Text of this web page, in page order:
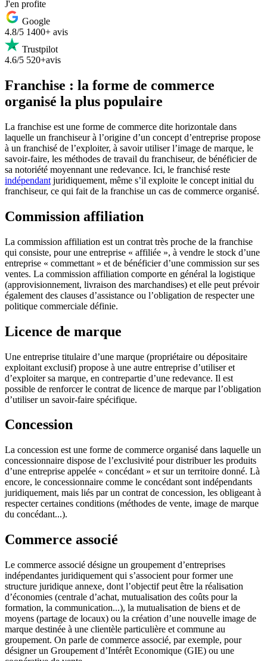
J'en profite
Google
4.8/5 1400+ avis
Trustpilot
4.6/5 520+avis
Franchise : la forme de commerce
organisé la plus populaire
La franchise est une forme de commerce dite horizontale dans
laquelle un franchiseur à l’origine d’un concept d’entreprise propose
à un franchisé de l’exploiter, à savoir utiliser l’image de marque, le
savoir-faire, les méthodes de travail du franchiseur, de bénéficier de
sa notoriété moyennant une redevance. Ici, le franchisé reste
indépendant juridiquement, même s’il exploite le concept initial du
franchiseur, ce qui fait de la franchise un cas de commerce organisé.
Commission affiliation
La commission affiliation est un contrat très proche de la franchise
qui consiste, pour une entreprise « affiliée », à vendre le stock d’une
entreprise « commettant » et de bénéficier d’une commission sur ses
ventes. La commission affiliation comporte en général la logistique
(approvisionnement, livraison des marchandises) et elle peut prévoir
également des clauses d’assistance ou l’obligation de respecter une
politique commerciale définie.
Licence de marque
Une entreprise titulaire d’une marque (propriétaire ou dépositaire
exploitant exclusif) propose à une autre entreprise d’utiliser et
d’exploiter sa marque, en contrepartie d’une redevance. Il est
possible de renforcer le contrat de licence de marque par l’obligation
d’utiliser un savoir-faire spécifique.
Concession
La concession est une forme de commerce organisé dans laquelle un
concessionnaire dispose de l’exclusivité pour distribuer les produits
d’une entreprise appelée « concédant » et sur un territoire donné. Là
encore, le concessionnaire comme le concédant sont indépendants
juridiquement, mais liés par un contrat de concession, les obligeant à
respecter certaines conditions (méthodes de vente, image de marque
du concédant...).
Commerce associé
Le commerce associé désigne un groupement d’entreprises
indépendantes juridiquement qui s’associent pour former une
structure juridique annexe, dont l’objectif peut être la réalisation
d’économies (centrale d’achat, mutualisation des coûts pour la
formation, la communication...), la mutualisation de biens et de
moyens (partage de locaux) ou la création d’une nouvelle image de
marque destinée à une clientèle particulière et commune au
groupement. On parle de commerce associé, par exemple, pour
désigner un Groupement d’Intérêt Economique (GIE) ou une